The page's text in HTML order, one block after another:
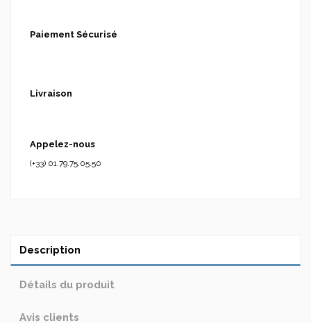
Paiement Sécurisé
Livraison
Appelez-nous
(+33) 01.79.75.05.50
Description
Détails du produit
Avis clients